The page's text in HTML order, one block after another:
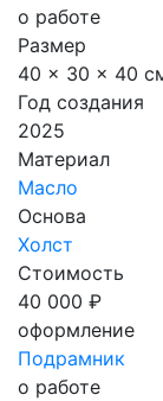
о работе
Размер
40 x 30 x 40
Год создания
2025
Материал
Масло
Основа
Холст
Стоимость
40 000 ₽
оформление
Подрамник
о работе